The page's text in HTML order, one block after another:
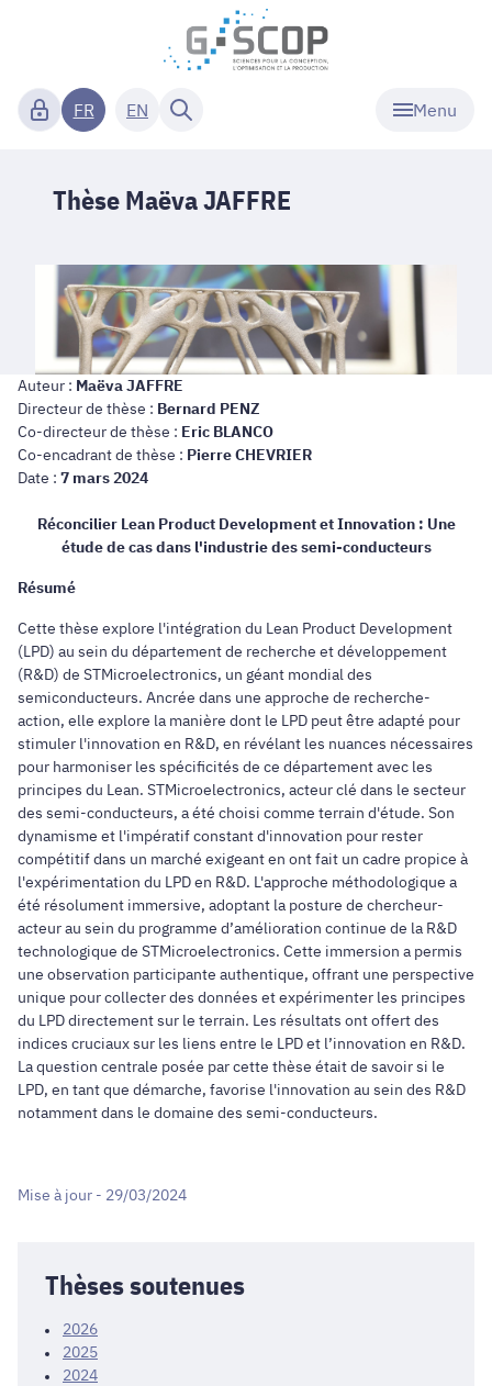
Menu
FR EN
Thèse Maëva JAFFRE
Auteur : Maëva JAFFRE
Directeur de thèse : Bernard PENZ
Co-directeur de thèse : Eric BLANCO
Co-encadrant de thèse : Pierre CHEVRIER
Date : 7 mars 2024
Réconcilier Lean Product Development et Innovation : Une
étude de cas dans l'industrie des semi-conducteurs
Résumé
Cette thèse explore l'intégration du Lean Product Development
(LPD) au sein du département de recherche et développement
(R&D) de STMicroelectronics, un géant mondial des
semiconducteurs. Ancrée dans une approche de recherche-
action, elle explore la manière dont le LPD peut être adapté pour
stimuler l'innovation en R&D, en révélant les nuances nécessaires
pour harmoniser les spécificités de ce département avec les
principes du Lean. STMicroelectronics, acteur clé dans le secteur
des semi-conducteurs, a été choisi comme terrain d'étude. Son
dynamisme et l'impératif constant d'innovation pour rester
compétitif dans un marché exigeant en ont fait un cadre propice à
l'expérimentation du LPD en R&D. L'approche méthodologique a
été résolument immersive, adoptant la posture de chercheur-
acteur au sein du programme d’amélioration continue de la R&D
technologique de STMicroelectronics. Cette immersion a permis
une observation participante authentique, offrant une perspective
unique pour collecter des données et expérimenter les principes
du LPD directement sur le terrain. Les résultats ont offert des
indices cruciaux sur les liens entre le LPD et l’innovation en R&D.
La question centrale posée par cette thèse était de savoir si le
LPD, en tant que démarche, favorise l'innovation au sein des R&D
notamment dans le domaine des semi-conducteurs.
Mise à jour - 29/03/2024
Thèses soutenues
2026
2025
2024